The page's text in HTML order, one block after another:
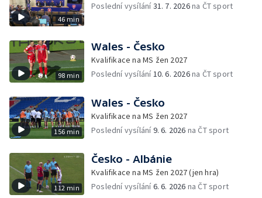
46 min
Poslední vysílání31. 7. 2026na ČT sport
98 min
Wales - Česko
Kvalifikace na MS žen 2027
Poslední vysílání10. 6. 2026na ČT sport
156 min
Wales - Česko
Kvalifikace na MS žen 2027
Poslední vysílání9. 6. 2026 na ČT sport
112 min
Česko - Albánie
Kvalifikace na MS žen 2027 (jen hra)
Poslední vysílání6. 6. 2026 na ČT sport